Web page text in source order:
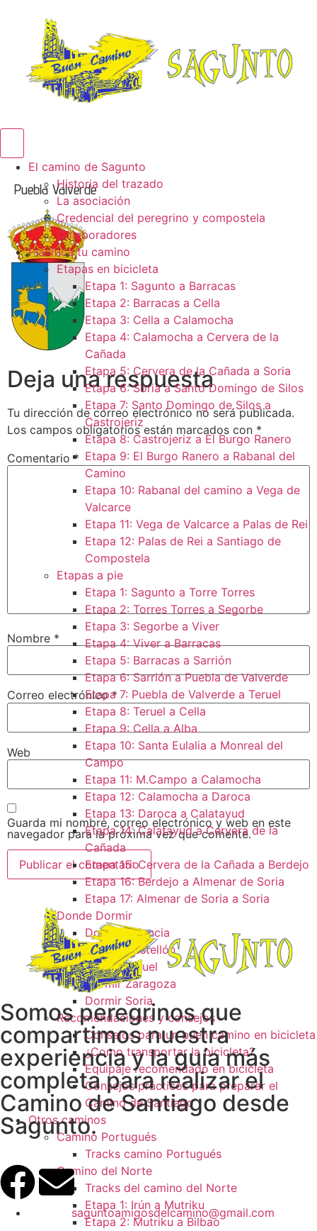
El camino de Sagunto
Historia del trazado
La asociación
Credencial del peregrino y compostela
Colaboradores
Planifica tu camino
Etapas en bicicleta
Etapa 1: Sagunto a Barracas
Etapa 2: Barracas a Cella
Etapa 3: Cella a Calamocha
Etapa 4: Calamocha a Cervera de la
Cañada
Etapa 5: Cervera de la Cañada a Soria
Etapa 6: Soria a Santo Domingo de Silos
Etapa 7: Santo Domingo de Silos a
Castrojeriz
Etapa 8: Castrojeriz a El Burgo Ranero
Etapa 9: El Burgo Ranero a Rabanal del
Camino
Etapa 10: Rabanal del camino a Vega de
Valcarce
Etapa 11: Vega de Valcarce a Palas de Rei
Etapa 12: Palas de Rei a Santiago de
Compostela
Etapas a pie
Etapa 1: Sagunto a Torre Torres
Etapa 2: Torres Torres a Segorbe
Etapa 3: Segorbe a Viver
Etapa 4: Viver a Barracas
Etapa 5: Barracas a Sarrión
Etapa 6: Sarrión a Puebla de Valverde
Etapa 7: Puebla de Valverde a Teruel
Etapa 8: Teruel a Cella
Etapa 9: Cella a Alba
Etapa 10: Santa Eulalia a Monreal del
Campo​
Etapa 11: M.Campo a Calamocha​
Etapa 12: Calamocha a Daroca ​
Etapa 13: Daroca a Calatayud
Etapa 14: Calatayud a Cervera de la
Cañada​
Etapa 15: Cervera de la Cañada a Berdejo
Etapa 16: Berdejo a Almenar de Soria
Etapa 17: Almenar de Soria a Soria ​
Donde Dormir
Dormir Valencia
Dormir Castellón
Dormir Teruel
Dormir Zaragoza
Dormir Soria
Recomendaciones y consejos
Consejos para un buen camino en bicicleta
¿Como transportar la bicicleta?
Equipaje recomendado en bicicleta
Consejos prácticos para preparar el
Camino de Santiago
Otros caminos
Camino Portugués
Tracks camino Portugués
Camino del Norte
Tracks del camino del Norte
Etapa 1: Irún a Mutriku
Etapa 2: Mutriku a Bilbao
Puebla Valverde
Deja una respuesta
Tu dirección de correo electrónico no será publicada.
Los campos obligatorios están marcados con *
Comentario*
Nombre *
Correo electrónico*
Web
Guarda mi nombre, correo electrónico y web en este
navegador para la próxima vez que comente.
Somos peregrinos que
compartimos nuestra
experiencia y la guía más
completa para realizar el
Camino de Santiago desde
Sagunto.
saguntoamigosdelcamino@gmail.com